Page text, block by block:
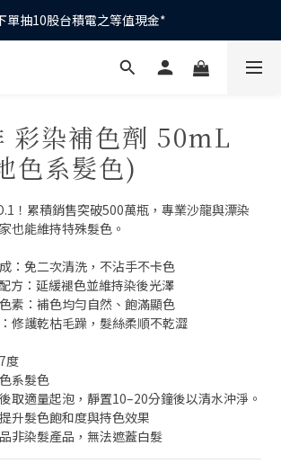
單抽10股台積電之等值現金*
單抽10股台積電之等值現金*
1次｜滿2300元抽3次｜滿3500元抽5次
單抽10股台積電之等值現金*
彩染補色劑 50mL
色系髮色)
！累積銷售突破500萬瓶，專業沙龍與漂染
也能維持特殊髮色。
：免二次清洗，不沾手不卡色
方：延緩褪色並維持染後光澤
素：補色均勻自然、飽滿顯色
修護乾枯毛躁，髮絲柔順不乾澀
度
系髮色
取適量起泡，靜置10–20分鐘後以清水沖淨。
升髮色飽和度與持色效果
非染髮產品，無法遮蓋白髮